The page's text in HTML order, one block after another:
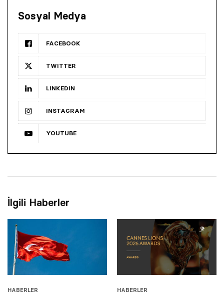
Sosyal Medya
FACEBOOK
TWITTER
LINKEDIN
INSTAGRAM
YOUTUBE
İlgili Haberler
HABERLER HABERLER